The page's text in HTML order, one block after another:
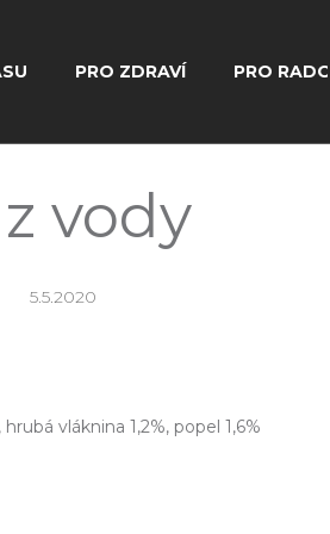
PRO ZDRAVÍ PRO
vody
5.5.2020
hrubá vláknina 1,2%, popel 1,6%
Hledat